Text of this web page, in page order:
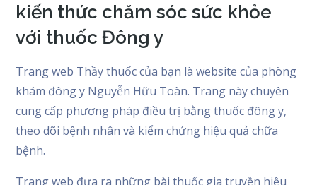
kiến thức chăm sóc sức khỏe
với thuốc Đông y
Trang web Thầy thuốc của bạn là website của phòng
khám đông y Nguyễn Hữu Toàn. Trang này chuyên
cung cấp phương pháp điều trị bằng thuốc đông y,
theo dõi bệnh nhân và kiểm chứng hiệu quả chữa
bệnh.
Trang web đưa ra những bài thuốc gia truyền hiệu